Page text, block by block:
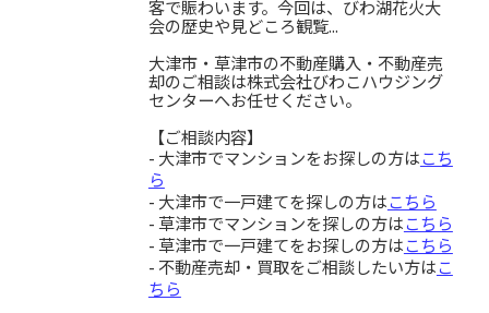
客で賑わいます。今回は、びわ湖花火大
会の歴史や見どころ観覧...
大津市・草津市の不動産購入・不動産売
却のご相談は株式会社びわこハウジング
センターへお任せください。
【ご相談内容】
- 大津市でマンションをお探しの方はこち
ら
- 大津市で一戸建てを探しの方はこちら
- 草津市でマンションを探しの方はこちら
- 草津市で一戸建てをお探しの方はこちら
- 不動産売却・買取をご相談したい方はこ
ちら